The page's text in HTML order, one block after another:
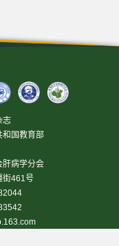
志
和国教育部
肝病学分会
街461号